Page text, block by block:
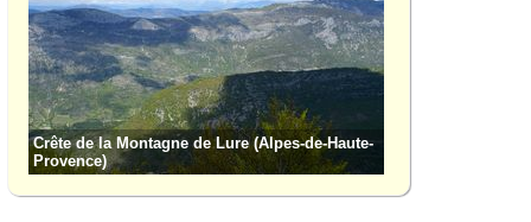
Crête de la Montagne de Lure (Alpes-de-Haute-
Provence)